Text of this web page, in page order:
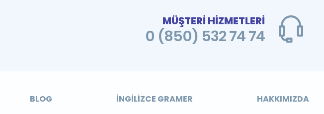
MÜŞTERİ HİZMETLERİ
0 (850) 532 74 74
BLOG İNGILIZCE GRAMER HAKKIMIZDA